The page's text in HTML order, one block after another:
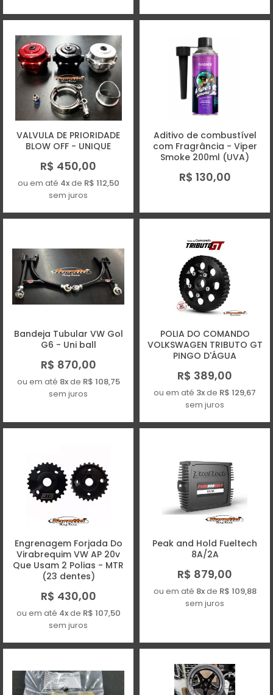
VALVULA DE PRIORIDADE
BLOW OFF - UNIQUE
R$ 450,00
ou em até 4xde R$ 112,50
sem juros
Aditivo de combustível
com Fragrância - Viper
Smoke 200ml (UVA)
R$ 130,00
Bandeja Tubular VW Gol
G6 - Uni ball
R$ 870,00
ou em até 8xde R$ 108,75
sem juros
POLIA DO COMANDO
VOLKSWAGEN TRIBUTO GT
PINGO D'ÁGUA
R$ 389,00
ou em até 3xde R$ 129,67
sem juros
Engrenagem Forjada Do
Virabrequim VW AP 20v
Que Usam 2 Polias - MTR
(23 dentes)
R$ 430,00
ou em até 4xde R$ 107,50
sem juros
Peak and Hold Fueltech
8A/2A
R$ 879,00
ou em até 8xde R$ 109,88
sem juros